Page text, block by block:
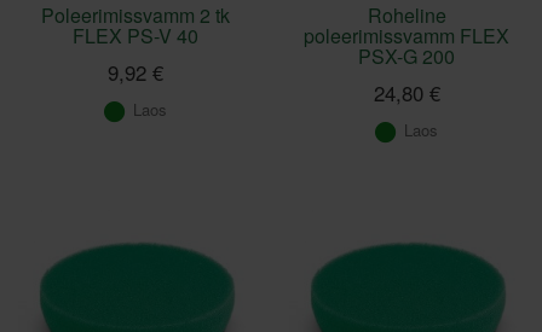
Poleerimissvamm 2 tk
FLEX PS-V 40
9,92 €
Laos
Roheline
poleerimissvamm FLEX
PSX-G 200
24,80 €
Laos